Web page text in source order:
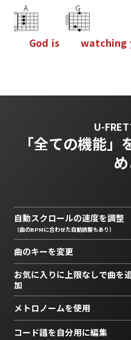
A
God is
G
watching
U-
「全ての機能」
自動スクロールの速度を調整
（曲のBPMに合わせた自動調整もあり）
曲のキーを変更
お気に入りに上限なしで曲を
加
メトロノームを使用
コード譜を自分用に編集